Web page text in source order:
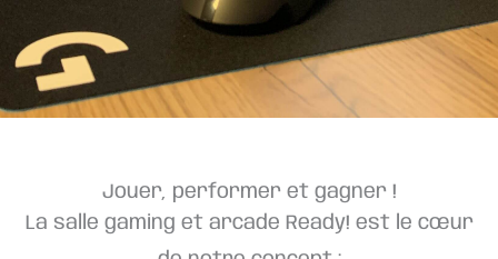
Jouer, performer et gagner !
La salle gaming et arcade Ready! est le cœur